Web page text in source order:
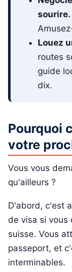
sourire.
Louez
routes
guide
dix.
Pourquoi
votre
Vous vous
qu'ailleurs ?
D'abord, c'est
de visa si vous
suisse. Vous
passeport, et
interminables.